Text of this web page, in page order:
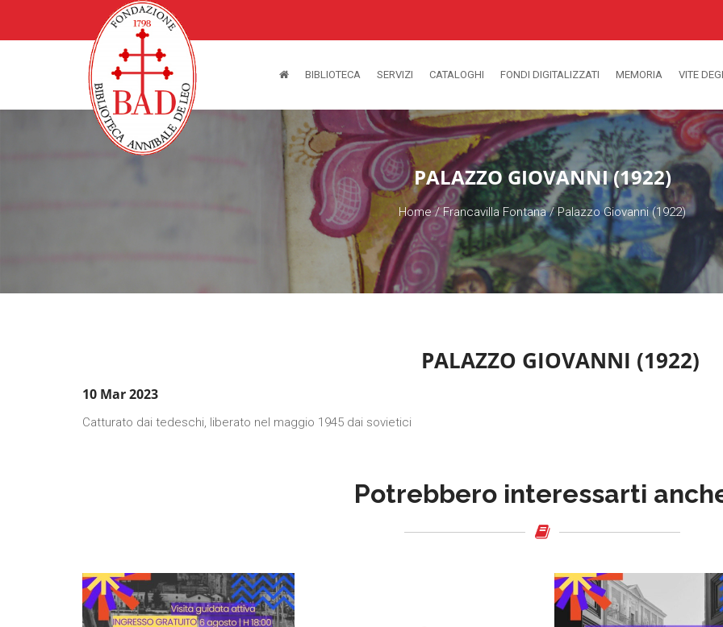
BIBLIOTECA SERVIZI CATALOGHI FONDI DIGITALIZZATI MEMORIA VITE
PALAZZO GIOVANNI (1922)
Home/Francavilla Fontana/ Palazzo Giovanni (1922)
PALAZZO GIOVANNI (1922)
10 Mar 2023
Catturato dai tedeschi, liberato nel maggio 1945 dai sovietici
Potrebbero interessarti